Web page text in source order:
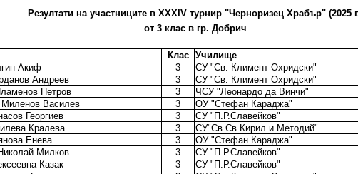
Резултати на участниците в XХXIV турнир "Черноризец Храбър" (2025
от 3 клас в гр. Добрич
Клас Училище
Акиф
3 СУ "Св. Климент Охридски"
Андреев
3 СУ "Св. Климент Охридски"
Петров
3 ЧСУ "Леонардо да Винчи"
Василев
3 ОУ "Стефан Караджа"
Георгиев
3 СУ "П.Р.Славейков"
Кралева
3 СУ"Св.Св.Кирил и Методий"
Енева
3 ОУ "Стефан Караджа"
Милков
3 СУ "П.Р.Славейков"
Казак
3 СУ "П.Р.Славейков"